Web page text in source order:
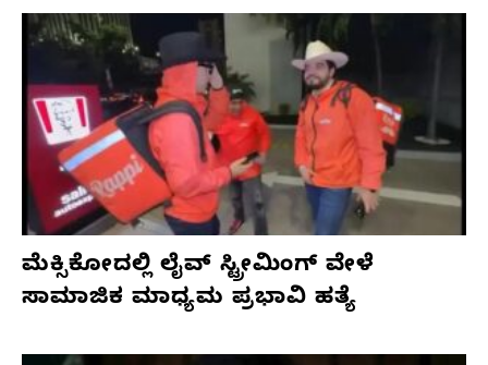
ಮೆಕ್ಸಿಕೋದಲ್ಲಿ ಲೈವ್ ಸ್ಟ್ರೀಮಿಂಗ್ ವೇಳೆ
ಸಾಮಾಜಿಕ ಮಾಧ್ಯಮ ಪ್ರಭಾವಿ ಹತ್ಯೆ